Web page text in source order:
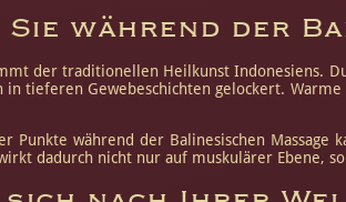
während der
der traditionellen Heilkunst Indonesiens.
in tieferen Gewebeschichten gelockert.
Punkte während der Balinesischen Massage
dadurch nicht nur auf muskulärer Ebene,